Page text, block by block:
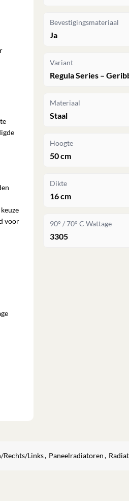
voor
Bevestigingsmateriaal
Ja
Variant
Regula Series –
Materiaal
Staal
Hoogte
50 cm
Dikte
16 cm
90° / 70° C Wattage
3305
Rechts/Links, Paneelradiatoren ,